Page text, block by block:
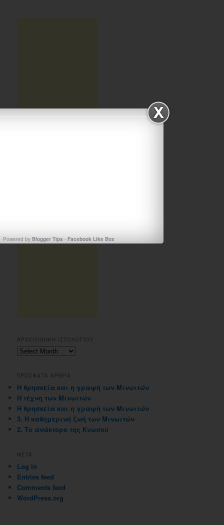
ΑΡΧΕΙΟΘΗΚΗ ΙΣΤΟΛΟΓΙΟΥ
Αρχειοθηκη
ΠΡΟΣΦΑΤΑ ΑΡΘΡΑ
Η θρησκεία και η γραφή των Μινωιτών
Η τέχνη των Μινωιτών
Η θρησκεία και η γραφή των Μινωιτών
3. Η καθημερινή ζωή των Μινωιτών
2. Το ανάκτορο της Κνωσού
META
Log in
Entries feed
Comments feed
WordPress.org
Powered by Blogger Tips - Facebook Like Box